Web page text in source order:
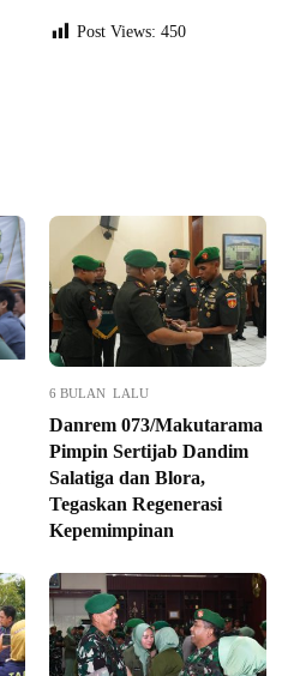
Post Views: 450
6 BULAN LALU
Danrem 073/Makutarama
Pimpin Sertijab Dandim
Salatiga dan Blora,
Tegaskan Regenerasi
Kepemimpinan